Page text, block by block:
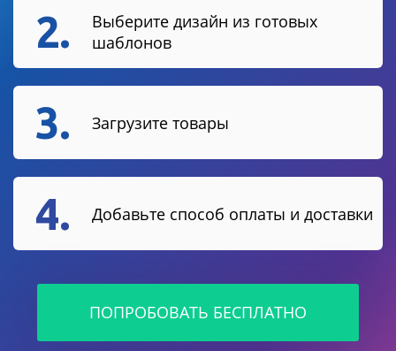
2.
Выберите дизайн из готовых
шаблонов
3. Загрузите товары
4. Добавьте способ оплаты и доставки
ПОПРОБОВАТЬ БЕСПЛАТНО